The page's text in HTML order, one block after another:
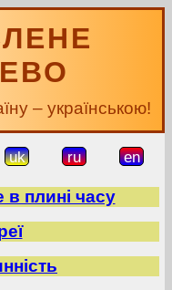
– українською!
uk ru en
плині часу